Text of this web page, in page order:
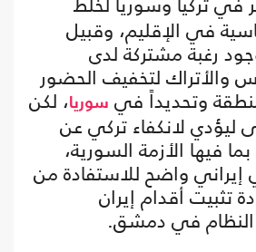
في الإقليم، وقبيل
وجود رغبة مشتركة لدى
والأتراك لتخفيف الحضور
وتحديداً في سوريا، لكن
ليؤدي لانكفاء تركي عن
فيها الأزمة السورية،
واضح للاستفادة من
تثبيت أقدام إيران
النظام في دمشق.